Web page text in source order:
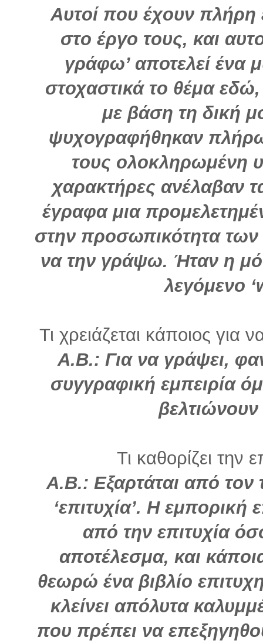
Αυτοί που έχουν
στο έργο τους, και
γράφω’ αποτελεί ένα
στοχαστικά το θέμα
με βάση τη δική
ψυχογραφήθηκαν
τους ολοκληρωμένη
χαρακτήρες ανέλαβαν
έγραφα μια
στην προσωπικότητα
να την γράψω. Ήταν η
λεγόμενο
Τι χρειάζεται κάποιος για
Α.Β.: Για να γράψει,
συγγραφική εμπειρία
βελτιώνουν
Τι καθορίζει την
Α.Β.: Εξαρτάται από τον
‘επιτυχία’. Η εμπορική
από την επιτυχία
αποτέλεσμα, και
θεωρώ ένα βιβλίο
κλείνει απόλυτα
που πρέπει να